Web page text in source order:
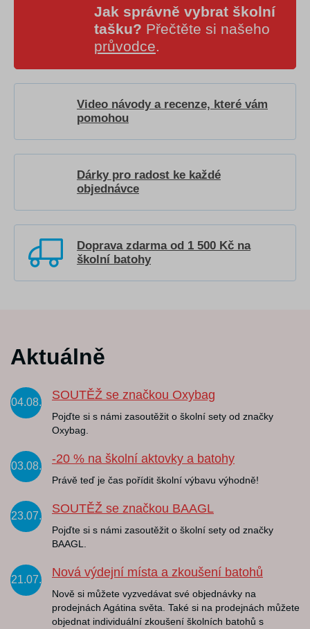
Jak správně vybrat školní
tašku? Přečtěte si našeho
průvodce.
Video návody a recenze, které vám
pomohou
Dárky pro radost ke každé
objednávce
Doprava zdarma od 1 500 Kč na
školní batohy
Aktuálně
04.08.
SOUTĚŽ se značkou Oxybag
Pojďte si s námi zasoutěžit o školní sety od značky
Oxybag.
03.08.
-20 % na školní aktovky a batohy
Právě teď je čas pořídit školní výbavu výhodně!
23.07.
SOUTĚŽ se značkou BAAGL
Pojďte si s námi zasoutěžit o školní sety od značky
BAAGL.
21.07.
Nová výdejní místa a zkoušení batohů
Nově si můžete vyzvedávat své objednávky na
prodejnách Agátina světa. Také si na prodejnách můžete
objednat individuální zkoušení školních batohů s